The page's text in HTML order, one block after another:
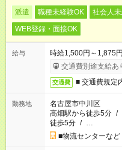
派遣 職種未経験OK 社会人
WEB登録・面接OK
給与
時給1,500円～1,875円
交通費別途支給あ
交通費 ■ 交通費規定
勤務地
名古屋市中川区
高畑駅から徒歩5分 /
徒歩5分 / …
■物流センターな